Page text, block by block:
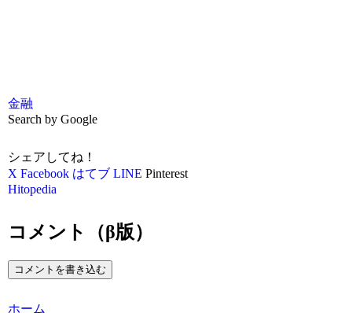
金融
Search by Google
シェアしてね！
X Facebook はてブ LINE Pinterest
Hitopedia
コメント（β版）
コメントを書き込む
ホーム